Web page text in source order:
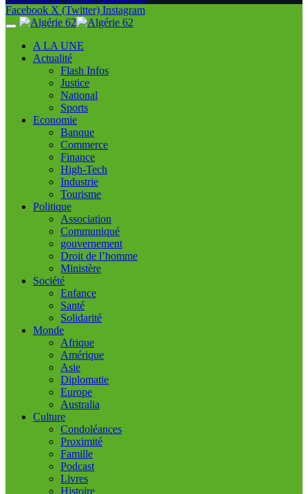
Facebook X (Twitter) Instagram
A LA UNE
Actualité
Flash Infos
Justice
National
Sports
Economie
Banque
Commerce
Finance
High-Tech
Industrie
Tourisme
Politique
Association
Communiqué
gouvernement
Droit de l’homme
Ministère
Société
Enfance
Santé
Solidarité
Monde
Afrique
Amérique
Asie
Diplomatie
Europe
Australia
Culture
Condoléances
Proximité
Famille
Podcast
Livres
Histoire